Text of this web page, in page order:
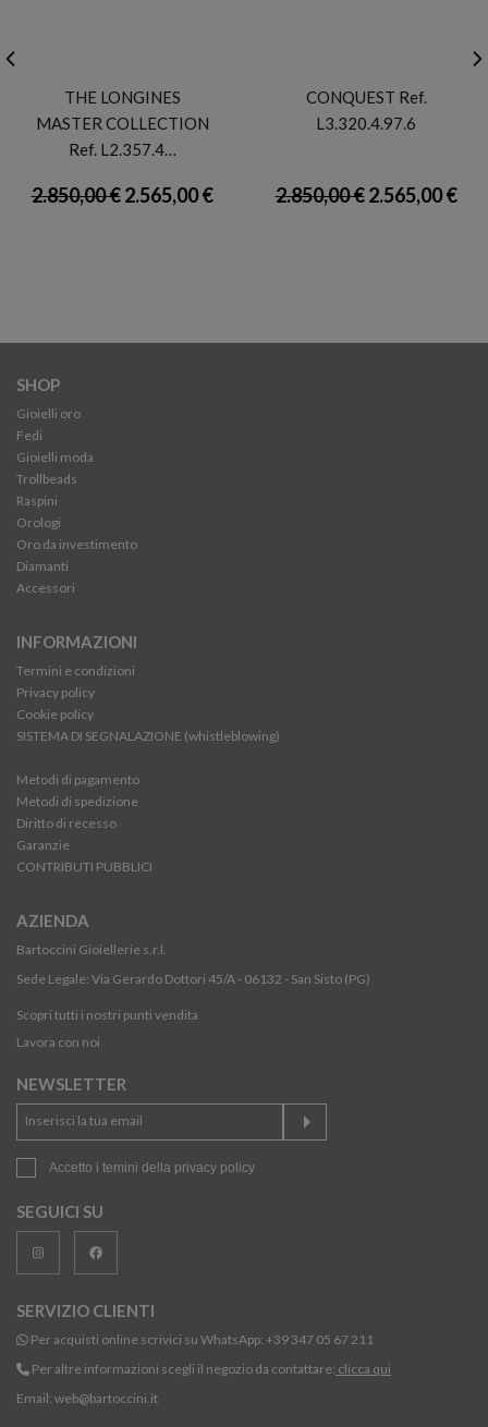
THE LONGINES
MASTER COLLECTION
Ref. L2.357.4…
2.850,00 €2.565,00 €
CONQUEST Ref.
L3.320.4.97.6
2.850,00 €2.565,00 €
SHOP
Gioielli oro
Fedi
Gioielli moda
Trollbeads
Raspini
Orologi
Oro da investimento
Diamanti
Accessori
INFORMAZIONI
Termini e condizioni
Privacy policy
Cookie policy
SISTEMA DI SEGNALAZIONE (whistleblowing)
Metodi di pagamento
Metodi di spedizione
Diritto di recesso
Garanzie
CONTRIBUTI PUBBLICI
AZIENDA
Bartoccini Gioiellerie s.r.l.
Sede Legale: Via Gerardo Dottori 45/A - 06132 - San Sisto (PG)
Scopri tutti i nostri punti vendita
Lavora con noi
NEWSLETTER
Accetto i temini della privacy policy
SEGUICI SU
SERVIZIO CLIENTI
Per acquisti online scrivici su WhatsApp: +39 347 05 67 211
Per altre informazioni scegli il negozio da contattare: clicca qui
Email: web@bartoccini.it